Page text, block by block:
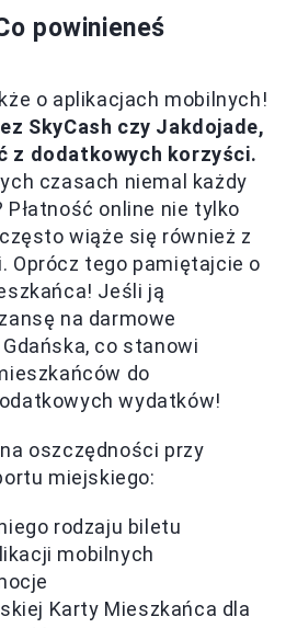
powinieneś
o aplikacjach mobilnych!
SkyCash czy Jakdojade,
z dodatkowych korzyści.
czasach niemal każdy
online nie tylko
wiąże się również z
Oprócz tego pamiętajcie o
Jeśli ją
na darmowe
co stanowi
do
wydatków!
oszczędności przy
miejskiego:
rodzaju biletu
mobilnych
Karty Mieszkańca dla